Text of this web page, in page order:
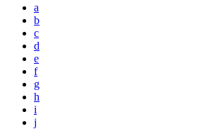
a
b
c
d
e
f
g
h
i
j